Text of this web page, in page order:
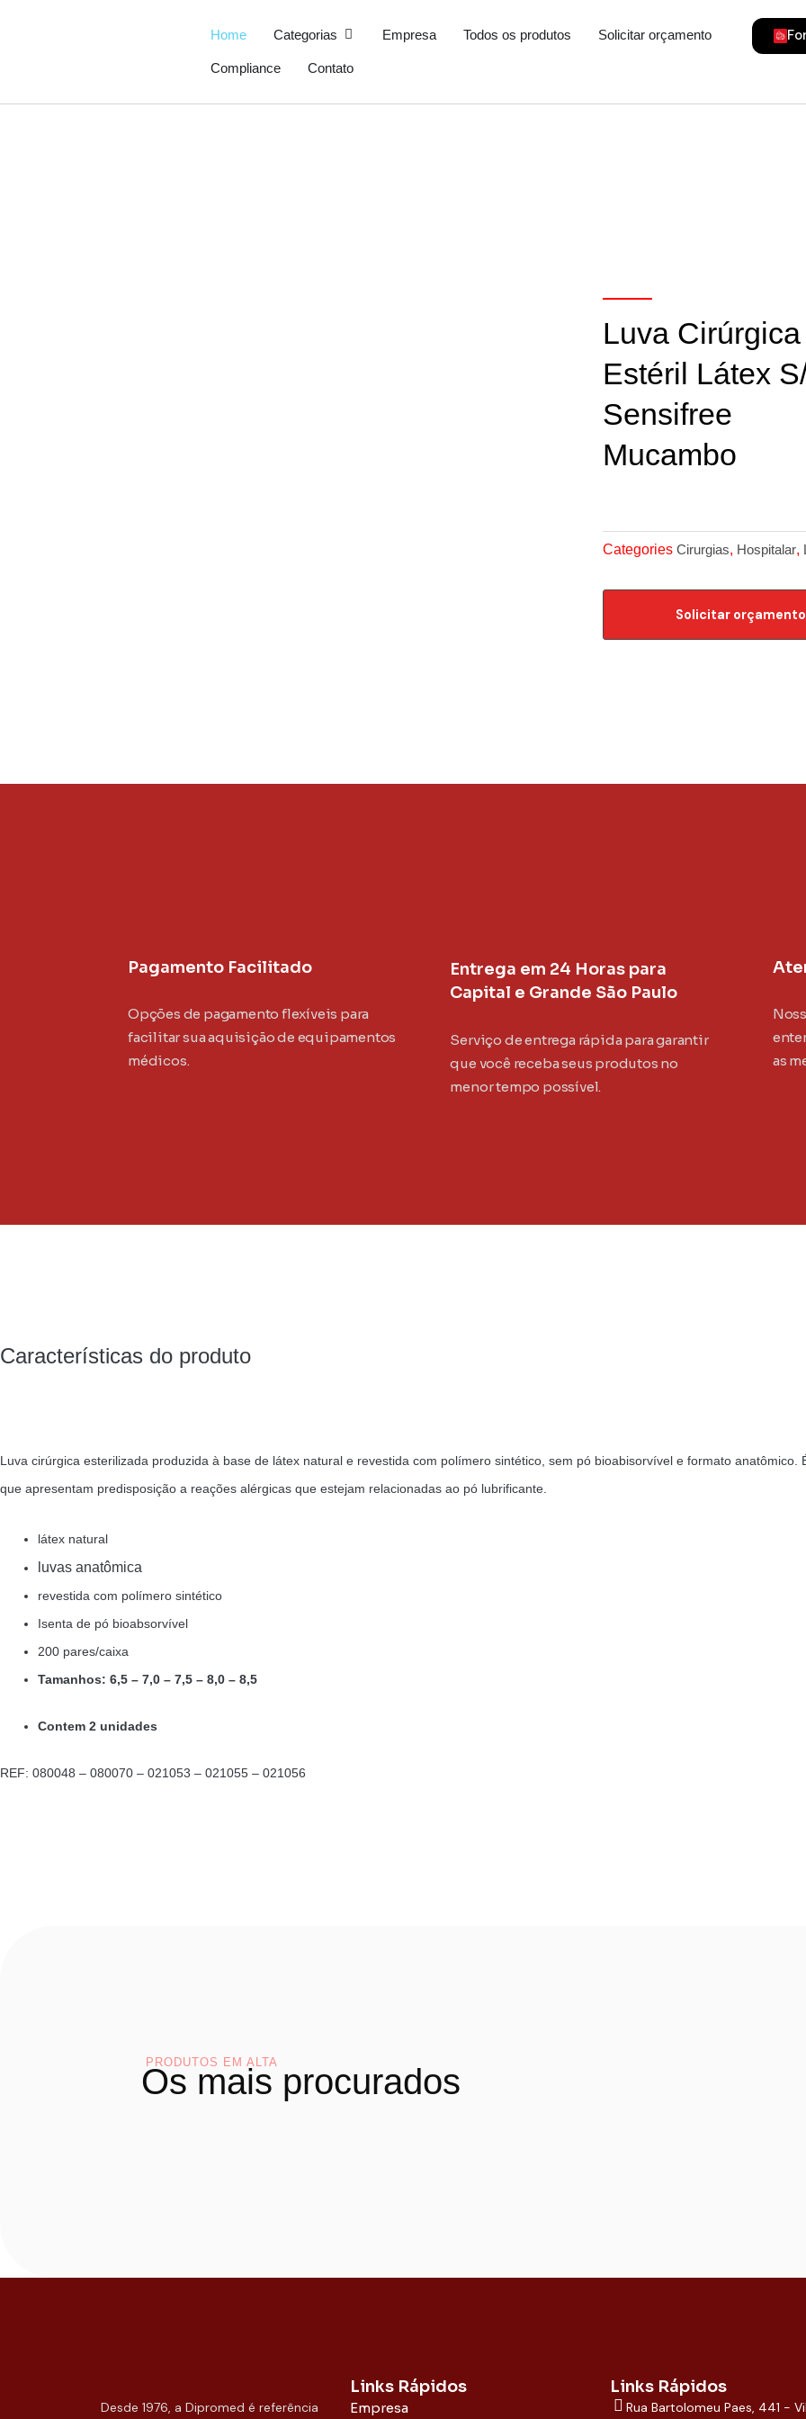
Home Categorias Open Categorias
Empresa Todos os produtos Solicitar orçamento
Compliance Contato
Luva Cirúrgica
Estéril Látex
Sensifree
Mucambo
Categories Cirurgias Hospitalar
Solicitar orçamento
Pagamento Facilitado
Opções de pagamento flexíveis para
facilitar sua aquisição de equipamentos
médicos.
Entrega em 24 Horas para
Capital e Grande São Paulo
Serviço de entrega rápida para garantir
que você receba seus produtos no
menor tempo possível.
as
Características do produto
Luva cirúrgica esterilizada produzida à base de látex natural e revestida com polímero sintético, sem pó bioabisorvível e formato anatômico.
que apresentam predisposição a reações alérgicas que estejam relacionadas ao pó lubrificante.
látex natural
luvas anatômica
revestida com polímero sintético
Isenta de pó bioabsorvível
200 pares/caixa
Tamanhos: 6,5 – 7,0 – 7,5 – 8,0 – 8,5
Contem 2 unidades
REF: 080048 – 080070 – 021053 – 021055 – 021056
PRODUTOS EM ALTA
Os mais procurados
Desde 1976, a Dipromed é referência
Links Rápidos
Empresa
Links Rápidos
Rua Bartolomeu Paes, 441 -